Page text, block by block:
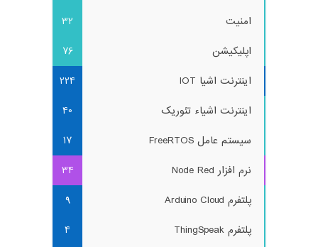
امنیت
32
اپلیکیشن
76
اینترنت اشیا IOT
224
اینترنت اشیاء تئوریک
40
سیستم عامل FreeRTOS
17
نرم افزار Node Red
34
پلتفرم Arduino Cloud
9
پلتفرم ThingSpeak
4